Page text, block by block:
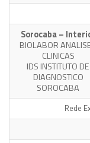
Sorocaba –
BIOLABOR
CLINICAS
IDS INSTITUTO DE
DIAGNOSTICO
SOROCABA
Rede